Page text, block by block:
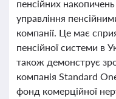
пенсійних
управління
компанії. Це має
пенсійної системи в
також демонструє
компанія Standard
фонд комерційної